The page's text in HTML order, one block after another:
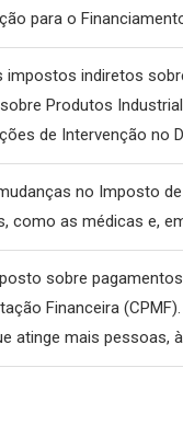
para o
impostos indiretos
Produtos
de Intervenção no
no Imposto
como as médicas e,
sobre
Financeira
atinge mais pessoas,